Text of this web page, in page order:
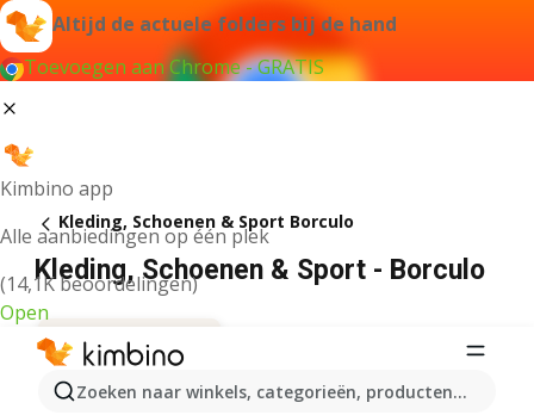
Altijd de actuele folders bij de hand
Toevoegen aan Chrome - GRATIS
Kimbino app
Alle aanbiedingen op één plek
(14,1K beoordelingen)
Open
Zoeken naar winkels, categorieën, producten...
Kleding, Schoenen & Sport Borculo
Kleding, Schoenen & Sport - Borculo